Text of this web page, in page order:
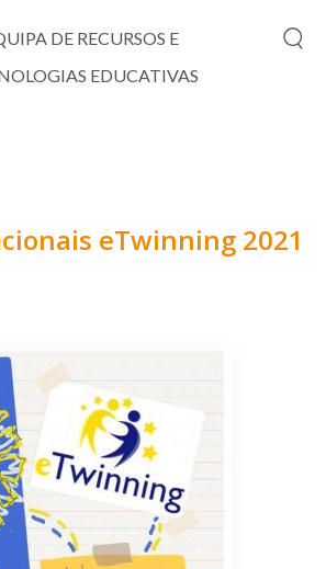
DE RECURSOS E
EDUCATIVAS
eTwinning 2021